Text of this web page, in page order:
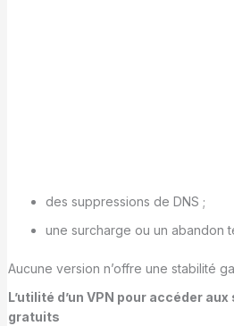
des suppressions de DNS ;
une surcharge ou un abandon
Aucune version n’offre une stabilité
L’utilité d’un VPN pour accéder
gratuits